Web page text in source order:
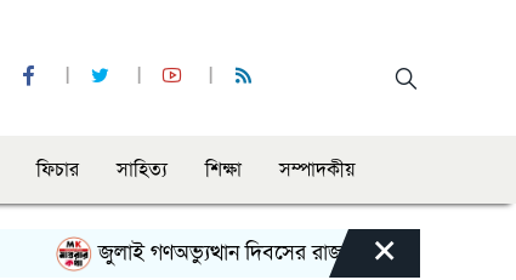
ফিচার সাহিত্য শিক্ষা সম্পাদকীয়
জুলাই গণঅভ্যুত্থান দিবসের রাজশাহী মহানগর বিএনপির
×